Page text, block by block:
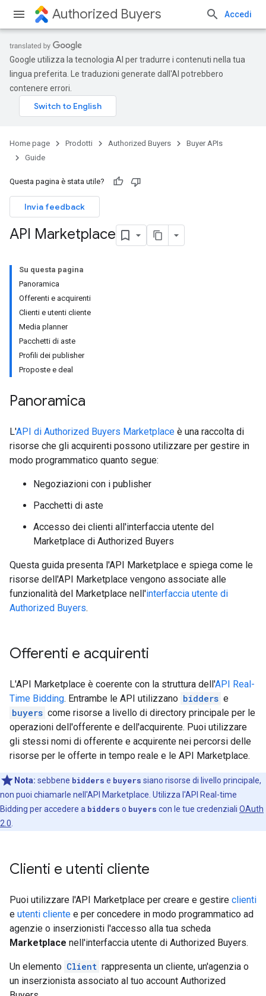
Authorized Buyers Accedi
Google utilizza la tecnologia AI per tradurre i contenuti nella tua
lingua preferita. Le traduzioni generate dall'AI potrebbero
contenere errori.
Home page Prodotti Authorized Buyers
Buyer APIs
Guide
Questa pagina è stata utile?
Invia feedback
API Marketplace
Su questa pagina
Panoramica
Offerenti e acquirenti
Clienti e utenti cliente
Media planner
Pacchetti di aste
Profili dei publisher
Proposte e deal
Panoramica
L'API di Authorized Buyers Marketplace è una raccolta di
risorse che gli acquirenti possono utilizzare per gestire in
modo programmatico quanto segue:
Negoziazioni con i publisher
Pacchetti di aste
Accesso dei clienti all'interfaccia utente del
Marketplace di Authorized Buyers
Questa guida presenta l'API Marketplace e spiega come le
risorse dell'API Marketplace vengono associate alle
funzionalità del Marketplace nell'interfaccia utente di
Authorized Buyers.
Offerenti e acquirenti
L'API Marketplace è coerente con la struttura dell'API Real-
Time Bidding. Entrambe le API utilizzano bidders e
buyers come risorse a livello di directory principale per le
operazioni dell'offerente e dell'acquirente. Puoi utilizzare
gli stessi nomi di offerente e acquirente nei percorsi delle
risorse per le offerte in tempo reale e le API Marketplace.
Nota: sebbene bidders e buyers siano risorse di livello principale,
non puoi chiamarle nell'API Marketplace. Utilizza l'API Real-time
Bidding per accedere a bidders o buyers con le tue credenziali OAuth
2.0
Clienti e utenti cliente
Puoi utilizzare l'API Marketplace per creare e gestire clienti
e utenti cliente e per concedere in modo programmatico ad
agenzie o inserzionisti l'accesso alla tua scheda
Marketplace nell'interfaccia utente di Authorized Buyers.
Un elemento Client rappresenta un cliente, un'agenzia o
un inserzionista associato al tuo account Authorized